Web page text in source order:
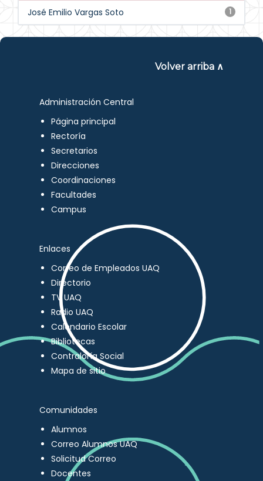
1
José Emilio Vargas Soto
Volver arriba ∧
Administración Central
Página principal
Rectoría
Secretarios
Direcciones
Coordinaciones
Facultades
Campus
Enlaces
Correo de Empleados UAQ
Directorio
TV UAQ
Radio UAQ
Calendario Escolar
Bibliotecas
Contraloría Social
Mapa de sitio
Comunidades
Alumnos
Correo Alumnos UAQ
Solicitud Correo
Docentes